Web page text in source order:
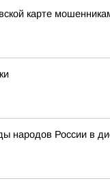
карте
народов России в